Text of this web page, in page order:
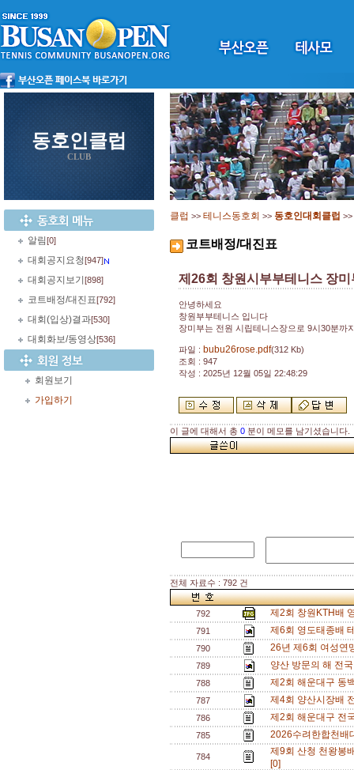
동호인클럽
CLUB
알림[0]
대회공지요청[947]
대회공지보기 [898]
코트배정/대진표[792]
대회(입상)결과[530]
대회화보/동영상[536]
회원보기
가입하기
클럽 >> 테니스동호회 >> 동호인대회클럽 >>
코트배정/대진표
제26회 창원시부부테니스 장
안녕하세요
창원부부테니스 입니다
장미부는 전원 시립테니스장으로 9시30분까
파일 : bubu26rose.pdf(312 Kb)
조회 : 947
작성 : 2025년 12월 05일 22:48:29
이 글에 대해서 총 0 분이 메모를 남기셨습니다.
전체 자료수 : 792 건
792 제2회 창원KTH배
791 제6회 영도태종배
790 26년 제6회 여성연
789 양산 방문의 해 전
788 제2회 해운대구 동
787 제4회 양산시장배
786 제2회 해운대구 전
785 2026수려한합천
784
제9회 산청 천왕봉
[0]